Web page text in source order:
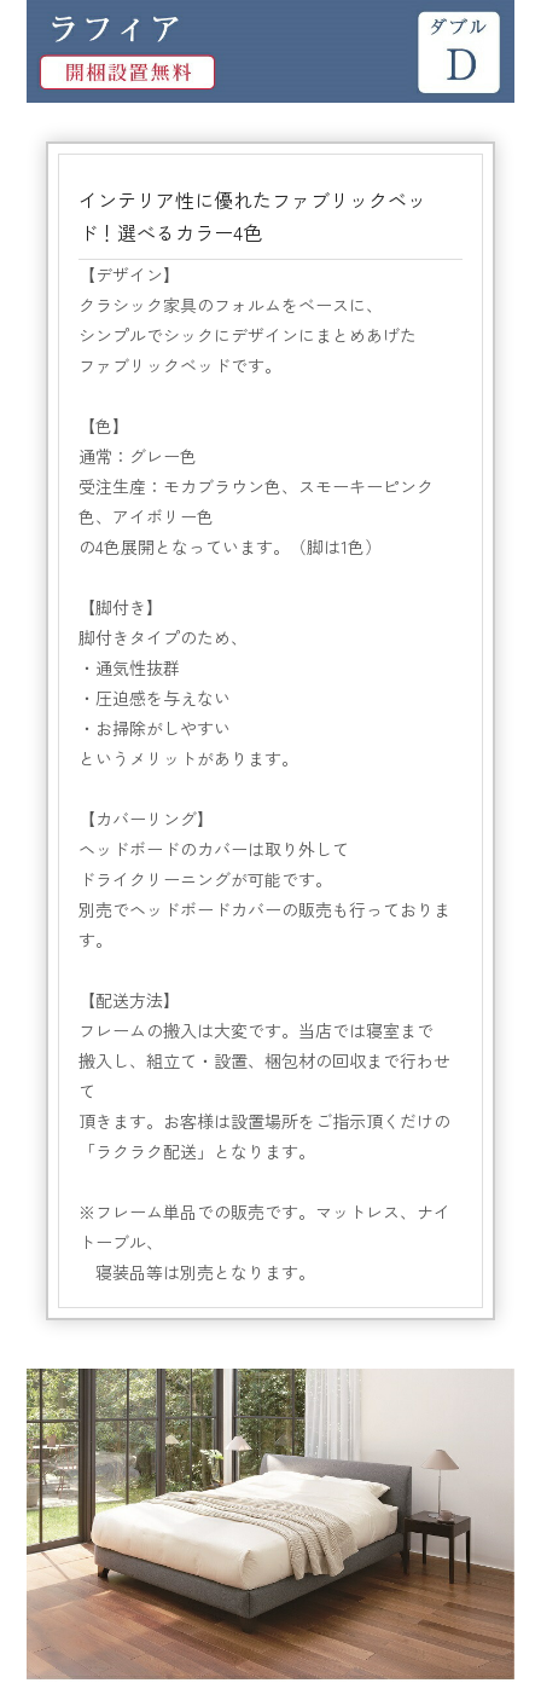
インテリア性に優れたファブリックベッ
ド！選べるカラー4色
【デザイン】
クラシック家具のフォルムをベースに、
シンプルでシックにデザインにまとめあげた
ファブリックベッドです。
【色】
通常：グレー色
受注生産：モカブラウン色、スモーキーピンク
色、アイボリー色
の4色展開となっています。（脚は1色）
【脚付き】
脚付きタイプのため、
・通気性抜群
・圧迫感を与えない
・お掃除がしやすい
というメリットがあります。
【カバーリング】
ヘッドボードのカバーは取り外して
ドライクリーニングが可能です。
別売でヘッドボードカバーの販売も行っておりま
す。
【配送方法】
フレームの搬入は大変です。当店では寝室まで
搬入し、組立て・設置、梱包材の回収まで行わせ
て
頂きます。お客様は設置場所をご指示頂くだけの
「ラクラク配送」となります。
※フレーム単品での販売です。マットレス、ナイ
トーブル、
寝装品等は別売となります。